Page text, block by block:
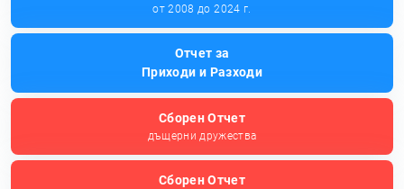
от 2008 до 2024 г.
Отчет за
Приходи и Разходи
Сборен Отчет
дъщерни дружества
Сборен Отчет